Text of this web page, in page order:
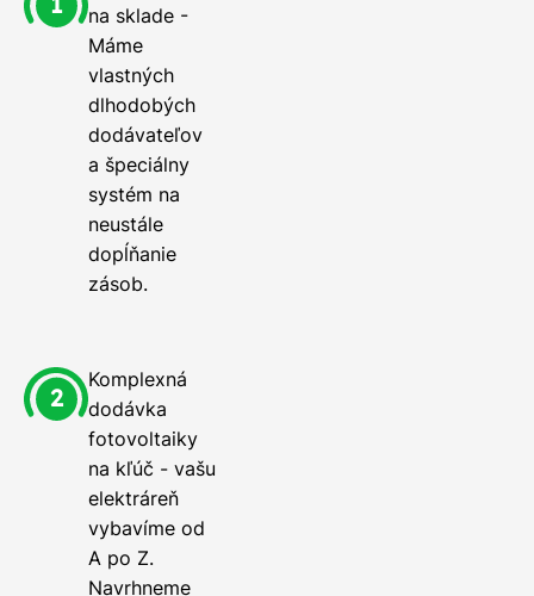
na sklade -
Máme
vlastných
dlhodobých
dodávateľov
a špeciálny
systém na
neustále
dopĺňanie
zásob.
Komplexná
dodávka
fotovoltaiky
na kľúč - vašu
elektráreň
vybavíme od
A po Z.
Navrhneme